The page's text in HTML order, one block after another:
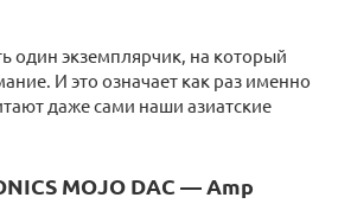
один экземплярчик, на который
И это означает как раз именно
даже сами наши азиатские
MOJO DAC — Amp